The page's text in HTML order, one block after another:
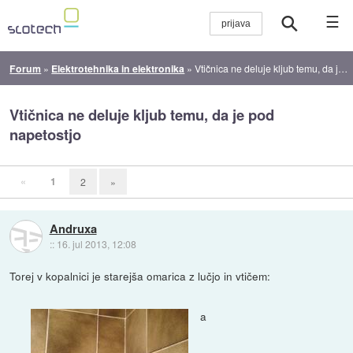
☰
Forum » Elektrotehnika in elektronika »Vtičnica ne deluje kljub temu, da je pod napetostjo
Vtičnica ne deluje kljub temu, da je pod
napetostjo
« 1 2 »
Andruxa
:: 16. jul 2013, 12:08
Torej v kopalnici je starejša omarica z lučjo in vtičem:
a